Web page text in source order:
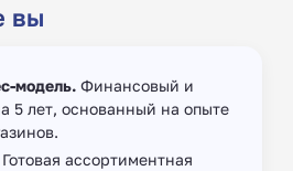
вы
модель. Финансовый и
5 лет, основанный на опыте
Готовая ассортиментная